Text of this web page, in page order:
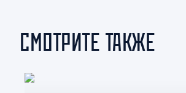
СМОТРИТЕ ТАКЖЕ